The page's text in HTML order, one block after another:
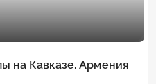
на Кавказе. Армения